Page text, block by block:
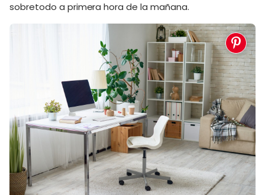
sobretodo a primera hora de la mañana.